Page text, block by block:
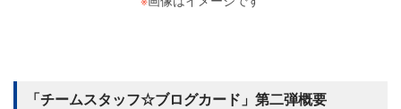
「チームスタッフ☆ブログカード」第二弾概要